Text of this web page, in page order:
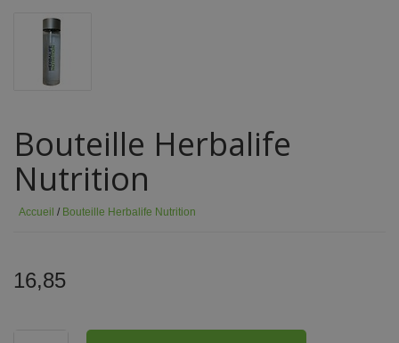
Bouteille Herbalife
Nutrition
Accueil / Bouteille Herbalife Nutrition
16,85